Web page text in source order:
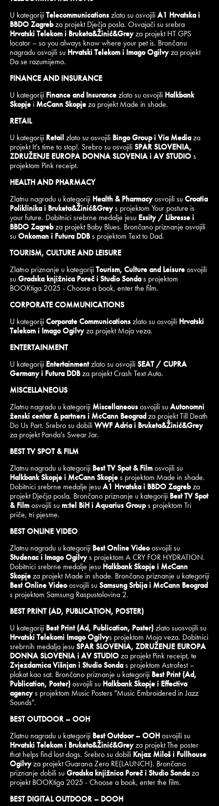
U kategorijiTelecommunicationszlato su osvojiliA1 Hrvatska i
BBDO Zagrebza projekt Dječja posla. Osvajači su srebra
Hrvatski Telekom i Bruketa&Žinić&Greyza projekt HT GPS
locator – so you always know where your pet is. Brončanu
nagradu osvojili su Hrvatski Telekom i Imago Ogilvyza projekt
Da se razumijemo.
FINANCE AND INSURANCE
U kategoriji Finance and Insurancezlato su osvojili Halkbank
Skopje i McCann Skopjeza projekt Made in shade.
RETAIL
U kategoriji Retailzlato su osvojili Bingo Group i Via Mediaza
projekt It's time to stop!. Srebro su osvojiliSPAR SLOVENIA,
ZDRUŽENJE EUROPA DONNA SLOVENIA i AV STUDIOs
projektom Pink receipt.
HEALTH AND PHARMACY
Zlatnu nagradu u kategoriji Health & Pharmacyosvojili suCroatia
Poliklinika i Bruketa&Žinić&Greys projektom Your posture is
your future. Dobitnici srebrne medalje jesu Essity / Libresse i
BBDO Zagrebza projekt Baby Blues. Brončano priznanje osvojili
suOnkoman i Futura DDBs projektom Text to Dad.
TOURISM, CULTURE AND LEISURE
Zlatno priznanje u kategorijiTourism, Culture and Leisureosvojili
suGradska knjižnica Poreč i Studio Sondas projektom
BOOKtiga 2025 - Choose a book, enter the film.
CORPORATE COMMUNICATIONS
U kategorijiCorporate Communicationszlato su osvojili Hrvatski
Telekom i Imago Ogilvyza projekt Moja veza.
ENTERTAINMENT
U kategoriji Entertainmentzlato su osvojiliSEAT / CUPRA
Germany i Futura DDBza projekt Crash Text Auto.
MISCELLANEOUS
Zlatnu nagradu u kategoriji Miscellaneousosvojili suAutonomni
ženski centar & partners i McCann Beogradza projekt Till Death
Do Us Part. Srebro su dobiliWWF Adria i Bruketa&Žinić&Grey
za projekt Panda's Swear Jar.
BEST TV SPOT & FILM
Zlatnu nagradu u kategoriji Best TV Spot & Filmosvojili su
Halkbank Skopje i McCann Skopjes projektom Made in shade.
Dobitnici srebrne medalje jesuA1 Hrvatska i BBDO Zagrebza
projekt Dječja posla. Brončano priznanje u kategoriji Best TV Spot
& Filmosvojili su m:tel BiH i Aquarius Groups projektom Tri
priče, tri pjesme.
BEST ONLINE VIDEO
Zlatnu nagradu u kategoriji Best Online Videoosvojili su
Studenac i Imago Ogilvys projektom A CRY FOR HYDRATION.
Dobitnici srebrne medalje jesu Halkbank Skopje i McCann
Skopjeza projekt Made in shade. Brončano priznanje u kategoriji
Best Online Videoosvojili suSamsung Srbija i McCann Beograd
s projektom Samsung Raspustolovina 2.
BEST PRINT (AD, PUBLICATION, POSTER)
U kategoriji Best Print (Ad, Publication, Poster)zlato suosvojili su
Hrvatski Telekomi Imago Ogilvys projektom Moja veza. Dobitnici
srebrnih medalja jesuSPAR SLOVENIA, ZDRUŽENJE EUROPA
DONNA SLOVENIA i AV STUDIOza projekt Pink receipt, te
Zvjezdarnica Višnjan i Studio Sondas projektom Astrofest –
plakat kao sat. Brončano priznanje u kategoriji Best Print (Ad,
Publication, Poster)osvojili su Halkbank Skopje i Effectiva
agencys projektom Music Posters "Music Embroidered in Jazz
Sounds".
BEST OUTDOOR – OOH
Zlatnu nagradu u kategoriji Best Outdoor – OOHosvojili su
Hrvatski Telekom i Bruketa&Žinić&Greyza projekt The poster
that helps find lost dogs. Srebro su dobili Knjaz Miloš i Fullhouse
Ogilvyza projekt Guarana Zero RE(LAUNCH). Brončano
priznanje dobili suGradska knjižnica Poreč i Studio Sondaza
projekt BOOKtiga 2025 - Choose a book, enter the film.
BEST DIGITAL OUTDOOR – DOOH